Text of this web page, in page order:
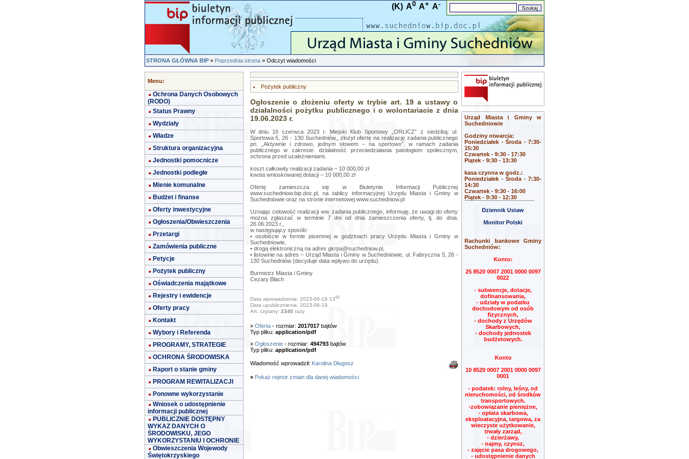
(K) A0 A+ A-
STRONA GŁÓWNA BIP»Poprzednia strona» Odczyt wiadomości
Menu:
Ochrona Danych Osobowych
(RODO)
Status Prawny
Wydziały
Władze
Struktura organizacyjna
Jednostki pomocnicze
Jednostki podległe
Mienie komunalne
Budżet i finanse
Oferty inwestycyjne
Ogłoszenia/Obwieszczenia
Przetargi
Zamówienia publiczne
Petycje
Pożytek publiczny
Oświadczenia majątkowe
Rejestry i ewidencje
Oferty pracy
Kontakt
Wybory i Referenda
PROGRAMY, STRATEGIE
OCHRONA ŚRODOWISKA
Raport o stanie gminy
PROGRAM REWITALIZACJI
Ponowne wykorzystanie
Wniosek o udostępnienie
informacji publicznej
PUBLICZNIE DOSTĘPNY
WYKAZ DANYCH O
ŚRODOWISKU, JEGO
WYKORZYSTANIU I OCHRONIE
Obwieszczenia Wojewody
Świętokrzyskiego
Pożytek publiczny
Ogłoszenie o złożeniu oferty w trybie art. 19 a ustawy o
działalności pożytku publicznego i o wolontariacie z dnia
19.06.2023 r.
W dniu 16 czerwca 2023 r. Miejski Klub Sportowy „ORLICZ” z siedzibą: ul.
Sportowa 5, 26 - 130 Suchedniów,, złożył ofertę na realizację zadania publicznego
pn. „Aktywnie i zdrowo, jednym słowem – na sportowo”, w ramach zadania
publicznego w zakresie: działalność przeciwdziałania patologiom społecznym,
ochrona przed uzależnieniami.
koszt całkowity realizacji zadania – 10 000,00 zł
kwota wnioskowanej dotacji – 10 000,00 zł
Ofertę zamieszcza się w Biuletynie Informacji Publicznej
www.suchedniow.bip.doc.pl, na tablicy informacyjnej Urzędu Miasta i Gminy w
Suchedniowie oraz na stronie internetowej www.suchedniow.pl
Uznając celowość realizacji ww. zadania publicznego, informuję, że uwagi do oferty
można zgłaszać w terminie 7 dni od dnia zamieszczenia oferty, tj. do dnia.
26.06.2023 r.,
w następujący sposób:
• osobiście w formie pisemnej w godzinach pracy Urzędu Miasta i Gminy w
Suchedniowie,
• drogą elektroniczną na adres gkrpa@suchedniow.pl,
• listownie na adres – Urząd Miasta i Gminy w Suchedniowie, ul. Fabryczna 5, 26 -
130 Suchedniów (decyduje data wpływu do urzędu).
Burmistrz Miasta i Gminy
Cezary Błach
Data wprowadzenia: 2023-06-19 1350
Data upublicznienia: 2023-06-19
Art. czytany: 2340 razy
» Oferta - rozmiar: 2017017bajtów
Typ pliku: application/pdf
» Ogłoszenie - rozmiar: 494793bajtów
Typ pliku: application/pdf
Wiadomość wprowadził: Karolina Długosz
» Pokaż rejestr zmian dla danej wiadomości
Urząd Miasta i Gminy w
Suchedniowie
Godziny otwarcia:
Poniedziałek - Środa - 7:30-
15:30
Czwartek - 9:30 - 17:30
Piątek - 9:30 - 13:30
kasa czynna w godz.:
Poniedziałek - Środa - 7:30-
14:30
Czwartek - 9:30 - 16:00
Piątek - 9:30 - 12:30
Dziennik Ustaw
Monitor Polski
Rachunki bankowe Gminy
Suchedniów:
Konto:
25 8520 0007 2001 0000 0097
0022
- subwencje, dotacje,
dofinansowania,
- udziały w podatku
dochodowym od osób
fizycznych,
- dochody z Urzędów
Skarbowych,
- dochody jednostek
budżetowych.
Konto
10 8520 0007 2001 0000 0097
0001
- podatek: rolny, leśny, od
nieruchomości, od środków
transportowych.
-zobowiązanie pieniężne,
- opłata skarbowa,
eksploatacyjna, targowa, za
wieczyste użytkowanie,
trwały zarząd,
- dzierżawy,
- najmy, czynsz,
- zajęcie pasa drogowego,
- udostępnienie danych